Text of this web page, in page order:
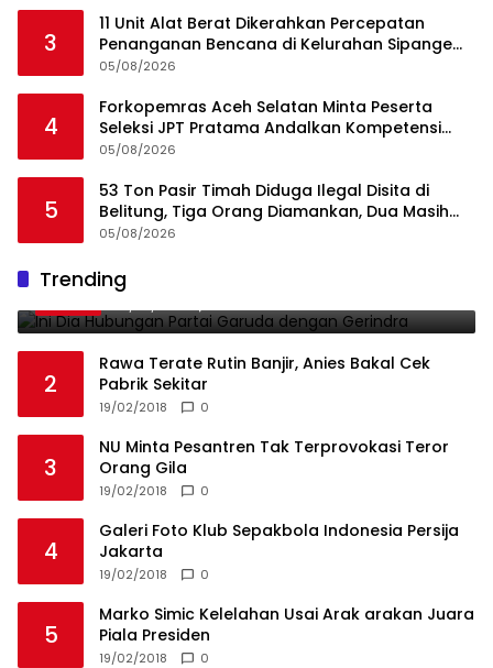
3
11 Unit Alat Berat Dikerahkan Percepatan
Penanganan Bencana di Kelurahan Sipange
Kecamatan Tukka
05/08/2026
4
Forkopemras Aceh Selatan Minta Peserta
Seleksi JPT Pratama Andalkan Kompetensi
dan Integritas, Bukan Kedekatan
05/08/2026
5
53 Ton Pasir Timah Diduga Ilegal Disita di
Belitung, Tiga Orang Diamankan, Dua Masih
Diburu
05/08/2026
Trending
1
Gerindra
2
Rawa Terate Rutin Banjir, Anies Bakal Cek
Pabrik Sekitar
19/02/2018 0
3
NU Minta Pesantren Tak Terprovokasi Teror
Orang Gila
19/02/2018 0
4
Galeri Foto Klub Sepakbola Indonesia Persija
Jakarta
19/02/2018 0
5
Marko Simic Kelelahan Usai Arak arakan Juara
Piala Presiden
19/02/2018 0